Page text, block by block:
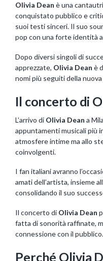
Olivia Dean è una
conquistato pubblico e
suoi testi sinceri. Il suo
pop con una forte identità
Dopo diversi singoli di
apprezzate, Olivia Dean è
nomi più seguiti della
Il concerto di
L’arrivo di Olivia Dean a
appuntamenti musicali più
atmosfere intime ma allo
coinvolgenti.
I fan italiani avranno
amati dell’artista, insieme
consolidando il suo
Il concerto di Olivia Dean
fatta di sonorità raffinate,
connessione con il pubblico.
Perché Olivia